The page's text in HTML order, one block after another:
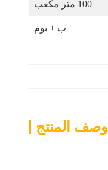
100 متر مكعب
ب + بوم
وصف المنتج